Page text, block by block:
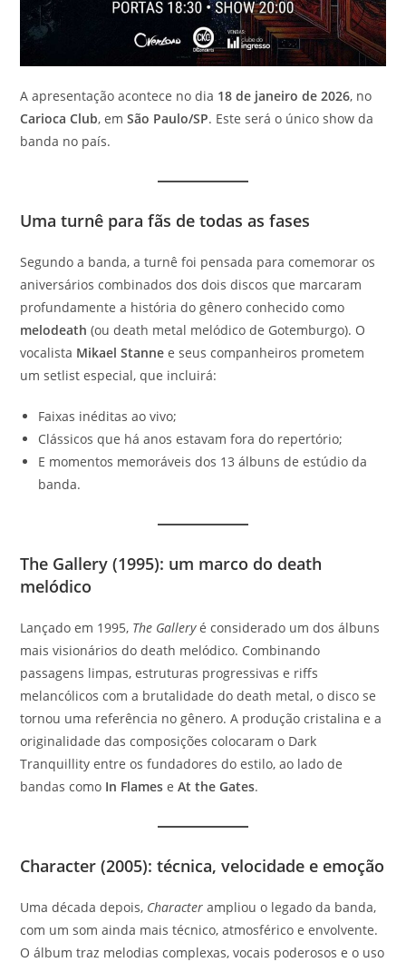
A apresentação acontece no dia 18 de janeiro de 2026, no
Carioca Club, emSão Paulo/SP. Este será o único show da
banda no país.
Uma turnê para fãs de todas as fases
Segundo a banda, a turnê foi pensada para comemorar os
aniversários combinados dos dois discos que marcaram
profundamente a história do gênero conhecido como
melodeath (ou death metal melódico de Gotemburgo). O
vocalista Mikael Stanne e seus companheiros prometem
um setlist especial, que incluirá:
Faixas inéditas ao vivo;
Clássicos que há anos estavam fora do repertório;
E momentos memoráveis dos 13 álbuns de estúdio da
banda.
The Gallery (1995): um marco do death
melódico
Lançado em 1995, The Galleryé considerado um dos álbuns
mais visionários do death melódico. Combinando
passagens limpas, estruturas progressivas e riffs
melancólicos com a brutalidade do death metal, o disco se
tornou uma referência no gênero. A produção cristalina e a
originalidade das composições colocaram o Dark
Tranquillity entre os fundadores do estilo, ao lado de
bandas como In Flames eAt the Gates.
Character (2005): técnica, velocidade e emoção
Uma década depois, Character ampliou o legado da banda,
com um som ainda mais técnico, atmosférico e envolvente.
O álbum traz melodias complexas, vocais poderosos e o uso